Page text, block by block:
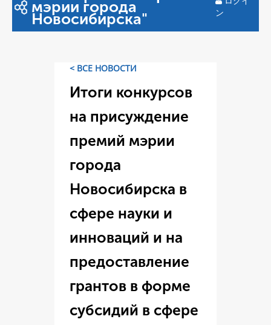
мэрии города
Новосибирска"
ン
< ВСЕ НОВОСТИ
Итоги конкурсов
на присуждение
премий мэрии
города
Новосибирска в
сфере науки и
инноваций и на
предоставление
грантов в форме
субсидий в сфере